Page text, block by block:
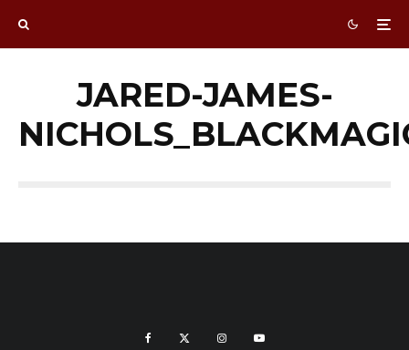
JARED-JAMES-